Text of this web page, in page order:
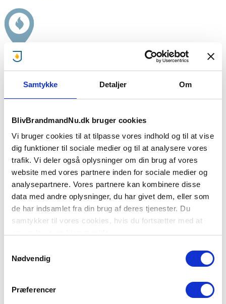
Samtykke Detaljer Om
BlivBrandmandNu.dk bruger cookies
Vi bruger cookies til at tilpasse vores indhold og til at vise
dig funktioner til sociale medier og til at analysere vores
trafik. Vi deler også oplysninger om din brug af vores
website med vores partnere inden for sociale medier og
analysepartnere. Vores partnere kan kombinere disse
data med andre oplysninger, du har givet dem, eller som
de har indsamlet fra din brug af deres tjenester. Du
samtykker til vores cookies, hvis du fortsætter med at
Nødvendig
Præferencer
Stedlige Beredskab Agersø
Stationen søger ikke lige nu..
Men giv os din e-mail og mobilnummer, så giver vi dig besked, når
denne brandstationen søger brandfolk.
Jeg acceptererprivatlivsbetingelsersamt at BBN må sende e-
mails